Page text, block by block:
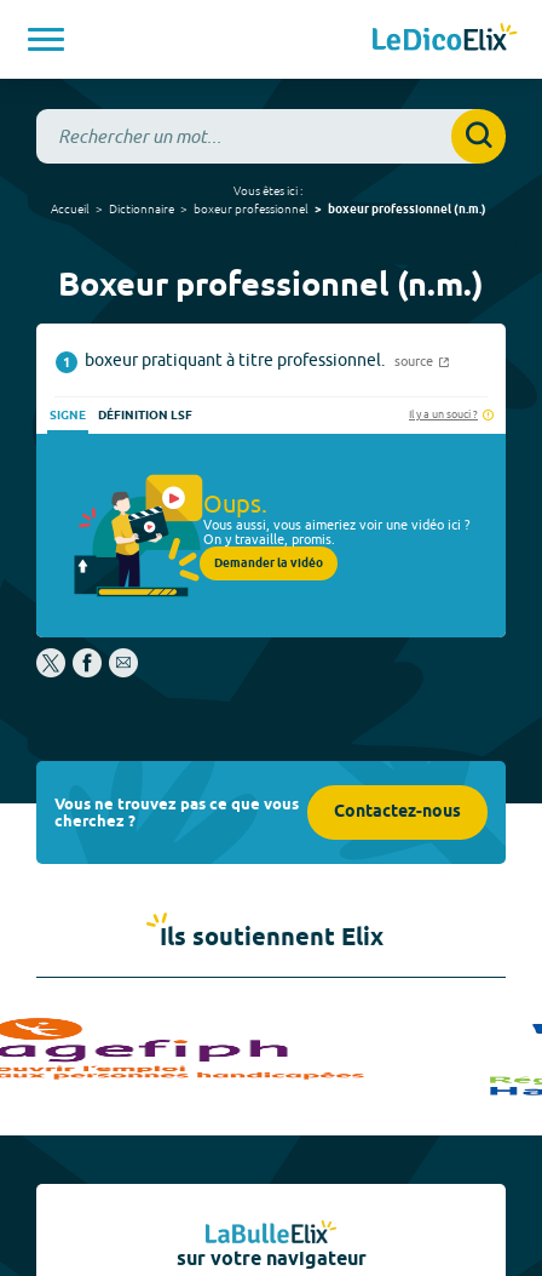
Vous êtes ici :
Accueil
Dictionnaire boxeur professionnel boxeur professionnel(n.m.)
Boxeur professionnel (n.m.)
1 boxeur pratiquant à titre professionnel. source
SIGNE DÉFINITION LSF Il y a un souci ?
Oups.
Vous aussi, vous aimeriez voir une vidéo ici ?
On y travaille, promis.
Demander la vidéo
Vous ne trouvez pas ce que vous
cherchez ? Contactez-nous
Ils soutiennent Elix
sur votre navigateur